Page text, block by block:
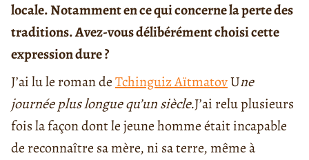
locale. Notamment en ce qui concerne la perte des
traditions. Avez-vous délibérément choisi cette
expression dure ?
J’ai lu le roman deTchinguiz AïtmatovUne
journée plus longue qu’un siècle.J’ai relu plusieurs
fois la façon dont le jeune homme était incapable
de reconnaître sa mère, ni sa terre, même à